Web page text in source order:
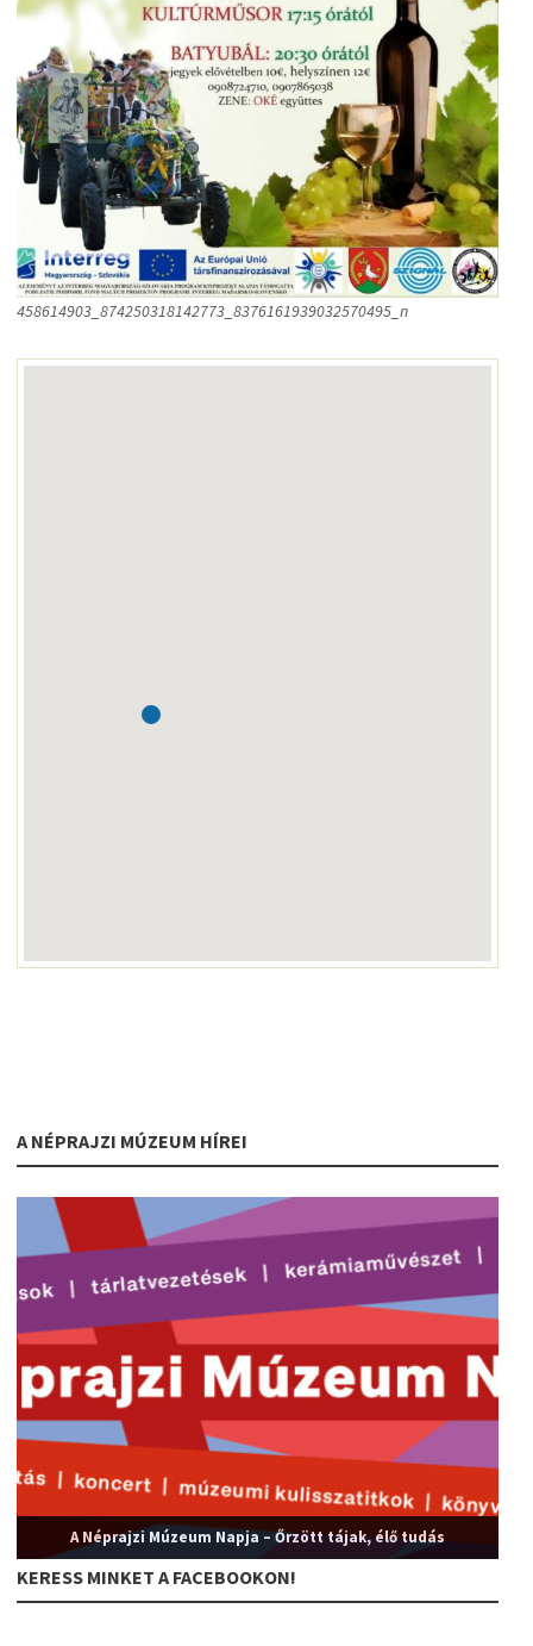
458614903_874250318142773_8376161939032570495_n
A NÉPRAJZI MÚZEUM HÍREI
A Néprajzi Múzeum Napja – Őrzött tájak, élő tudás
KERESS MINKET A FACEBOOKON!